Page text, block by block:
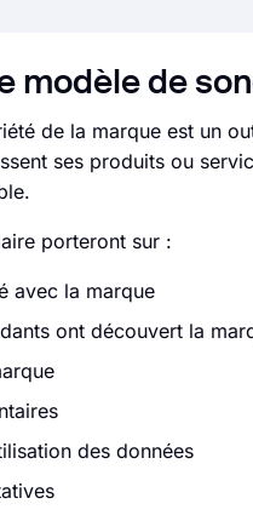
modèle de
de la marque est un
ses produits ou
porteront sur :
avec la marque
ont découvert la
des données